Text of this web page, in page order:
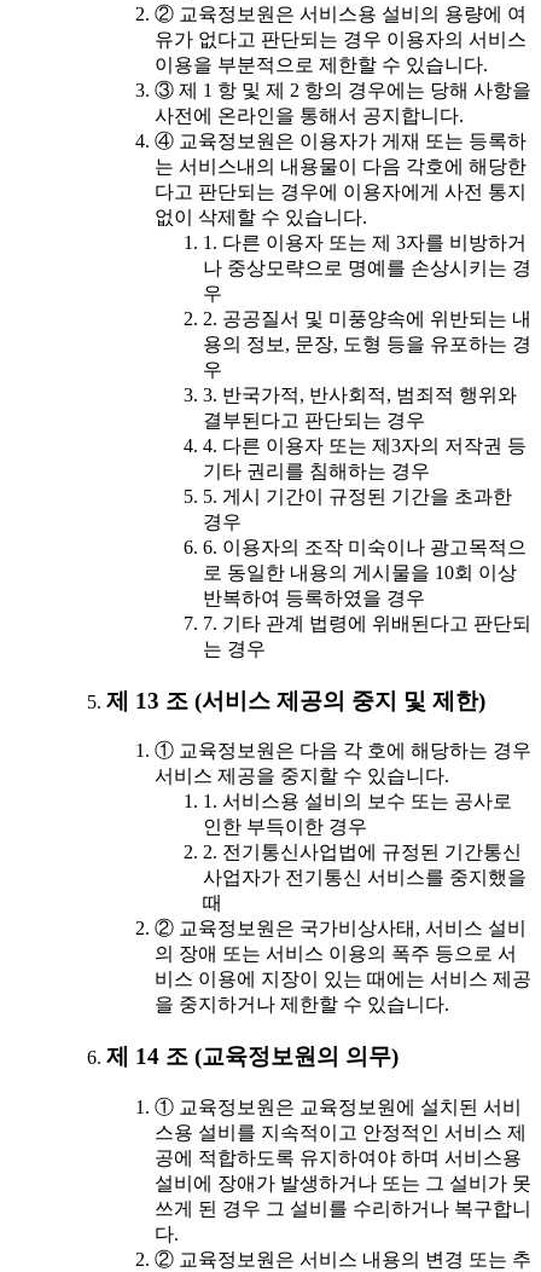
② 교육정보원은 서비스용 설비의 용량에 여
유가 없다고 판단되는 경우 이용자의 서비스
이용을 부분적으로 제한할 수 있습니다.
③ 제 1 항 및 제 2 항의 경우에는 당해 사항을
사전에 온라인을 통해서 공지합니다.
④ 교육정보원은 이용자가 게재 또는 등록하
는 서비스내의 내용물이 다음 각호에 해당한
다고 판단되는 경우에 이용자에게 사전 통지
없이 삭제할 수 있습니다.
1. 다른 이용자 또는 제 3자를 비방하거
나 중상모략으로 명예를 손상시키는 경
우
2. 공공질서 및 미풍양속에 위반되는 내
용의 정보, 문장, 도형 등을 유포하는 경
우
3. 반국가적, 반사회적, 범죄적 행위와
결부된다고 판단되는 경우
4. 다른 이용자 또는 제3자의 저작권 등
기타 권리를 침해하는 경우
5. 게시 기간이 규정된 기간을 초과한
경우
6. 이용자의 조작 미숙이나 광고목적으
로 동일한 내용의 게시물을 10회 이상
반복하여 등록하였을 경우
7. 기타 관계 법령에 위배된다고 판단되
는 경우
제 13 조 (서비스 제공의 중지 및 제한)
① 교육정보원은 다음 각 호에 해당하는 경우
서비스 제공을 중지할 수 있습니다.
1. 서비스용 설비의 보수 또는 공사로
인한 부득이한 경우
2. 전기통신사업법에 규정된 기간통신
사업자가 전기통신 서비스를 중지했을
때
② 교육정보원은 국가비상사태, 서비스 설비
의 장애 또는 서비스 이용의 폭주 등으로 서
비스 이용에 지장이 있는 때에는 서비스 제공
을 중지하거나 제한할 수 있습니다.
제 14 조 (교육정보원의 의무)
① 교육정보원은 교육정보원에 설치된 서비
스용 설비를 지속적이고 안정적인 서비스 제
공에 적합하도록 유지하여야 하며 서비스용
설비에 장애가 발생하거나 또는 그 설비가 못
쓰게 된 경우 그 설비를 수리하거나 복구합니
다.
② 교육정보원은 서비스 내용의 변경 또는 추